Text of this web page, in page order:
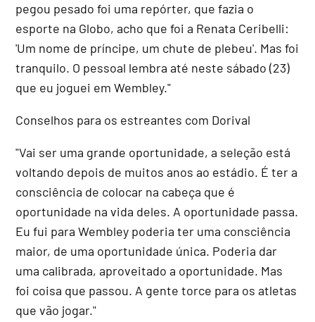
pegou pesado foi uma repórter, que fazia o
esporte na Globo, acho que foi a Renata Ceribelli:
'Um nome de príncipe, um chute de plebeu'. Mas foi
tranquilo. O pessoal lembra até neste sábado (23)
que eu joguei em Wembley."
Conselhos para os estreantes com Dorival
"Vai ser uma grande oportunidade, a seleção está
voltando depois de muitos anos ao estádio. É ter a
consciência de colocar na cabeça que é
oportunidade na vida deles. A oportunidade passa.
Eu fui para Wembley poderia ter uma consciência
maior, de uma oportunidade única. Poderia dar
uma calibrada, aproveitado a oportunidade. Mas
foi coisa que passou. A gente torce para os atletas
que vão jogar."